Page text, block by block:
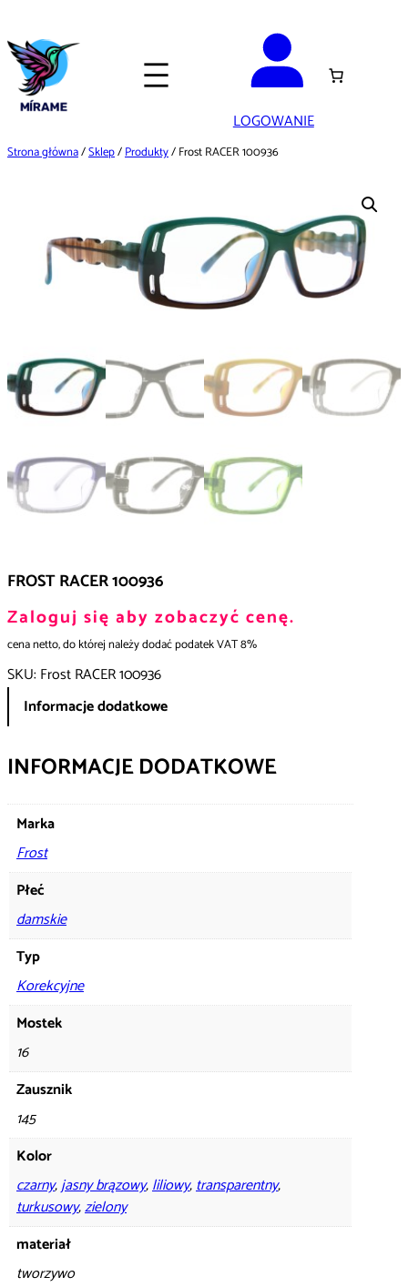
do
treści
LOGOWANIE
Strona główna/Sklep/Produkty/ Frost RACER 100936
FROST RACER 100936
Zaloguj się aby zobaczyć cenę.
cena netto, do której należy dodać podatek VAT 8%
SKU: Frost RACER 100936
Informacje dodatkowe
INFORMACJE DODATKOWE
Marka
Frost
Płeć
damskie
Typ
Korekcyjne
Mostek
16
Zausznik
145
Kolor
czarny,jasny brązowy,liliowy,transparentny,
turkusowy,zielony
materiał
tworzywo